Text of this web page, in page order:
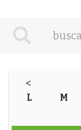
<
L M